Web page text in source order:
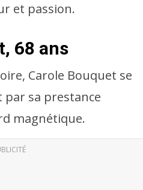
et passion.
68 ans
Carole Bouquet se
sa prestance
magnétique.